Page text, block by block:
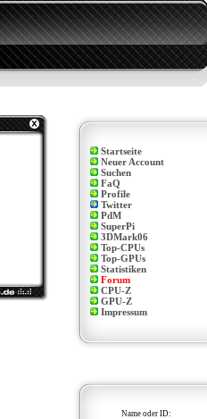
Startseite
Neuer Account
Suchen
FaQ
Profile
Twitter
PdM
SuperPi
3DMark06
Top-CPUs
Top-GPUs
Statistiken
Forum
CPU-Z
GPU-Z
Impressum
Name oder ID: